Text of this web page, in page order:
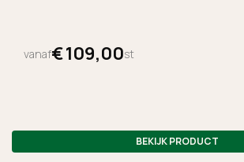
vanaf€109,00st
BEKIJK PRODUCT